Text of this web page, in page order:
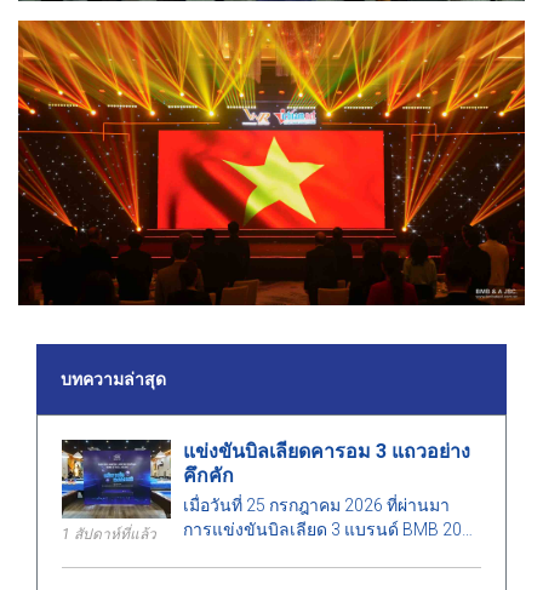
บทความล่าสุด
1 สัปดาห์ที่แล้ว
แข่งขันบิลเลียดคารอม 3 แถวอย่าง
คึกคัก
เมื่อวันที่ 25 กรกฎาคม 2026 ที่ผ่านมา
การแข่งขันบิลเลียด 3 แบรนด์ BMB 2026